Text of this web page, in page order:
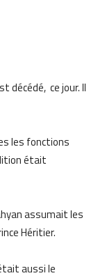
décédé, ce jour. Il
les fonctions
était
assumait les
Héritier.
aussi le